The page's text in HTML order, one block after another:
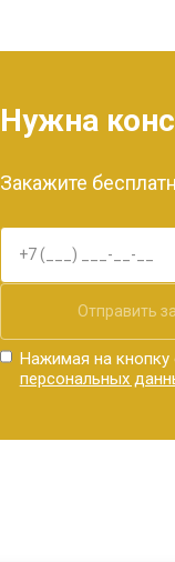
Нужна
Закажите
Отправить
Нажимая на кнопку
персональных